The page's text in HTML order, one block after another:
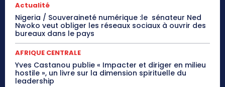
Actualité
Nigeria / Souveraineté numérique :le sénateur Ned
Nwoko veut obliger les réseaux sociaux à ouvrir des
bureaux dans le pays
AFRIQUE CENTRALE
Yves Castanou publie « Impacter et diriger en milieu
hostile », un livre sur la dimension spirituelle du
leadership